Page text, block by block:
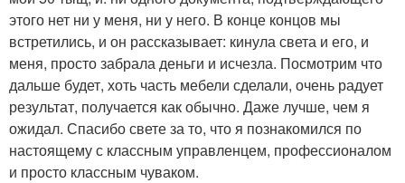
этого нет ни у меня, ни у него. В конце концов мы
встретились, и он рассказывает: кинула света и его, и
меня, просто забрала деньги и исчезла. Посмотрим что
дальше будет, хоть часть мебели сделали, очень радует
результат, получается как обычно. Даже лучше, чем я
ожидал. Спасибо свете за то, что я познакомился по
настоящему с классным управленцем, профессионалом
и просто классным чуваком.